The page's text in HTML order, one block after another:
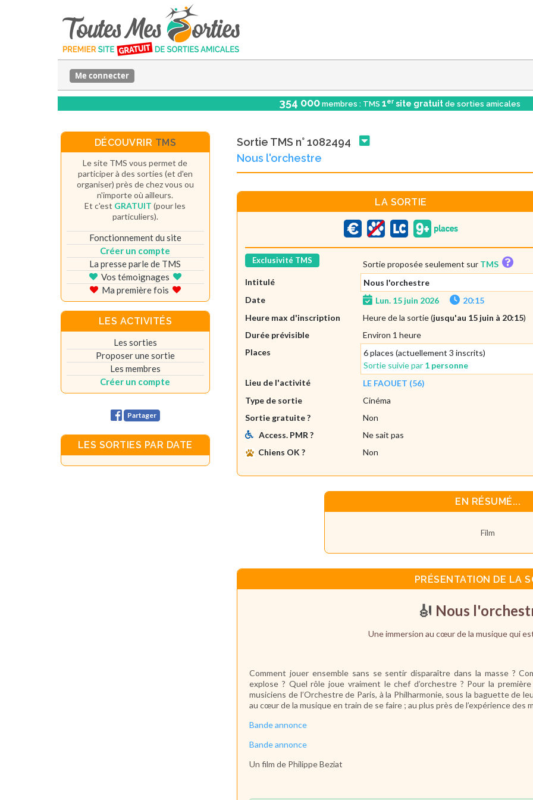
Me connecter
354 000 membres : TMS 1er site gratuit de sorties amicales
Sortie TMS n° 1082494
Nous l'orchestre
LA SORTIE
Exclusivité TMS Sortie proposée seulement sur TMS
Intitulé
Nous l'orchestre
Date
Lun. 15 juin 2026
20:15
Heure max d'inscription
Heure de la sortie (jusqu'au 15 juin à 20:15)
Durée prévisible
Environ 1 heure
Places
6 places (actuellement 3 inscrits)
Sortie suivie par 1 personne
Lieu de l'activité
LE FAOUET (56)
Type de sortie
Cinéma
Sortie gratuite ?
Non
Access. PMR ?
Ne sait pas
Chiens OK ?
Non
EN RÉSUMÉ...
Film
PRÉSENTATION DE LA
🎻 Nous
Une immersion au cœur de la musique qui
Comment jouer ensemble sans se sentir disparaître dans la masse ?
explose ? Quel rôle joue vraiment le chef d’orchestre ? Pour la
musiciens de l’Orchestre de Paris, à la Philharmonie, sous la baguette de
au cœur de la musique en train de se faire ; au plus près de l’expérience des
Bande annonce
Bande annonce
Un film de Philippe Beziat
DÉCOUVRIR TMS
Le site TMS vous permet de
participer à des sorties (et d'en
organiser) près de chez vous ou
n'importe où ailleurs.
Et c'est GRATUIT (pour les
particuliers).
Fonctionnement du site
Créer un compte
La presse parle de TMS
Vos témoignages
Ma première fois
LES ACTIVITÉS
Les sorties
Proposer une sortie
Les membres
Créer un compte
Partager
LES SORTIES PAR DATE